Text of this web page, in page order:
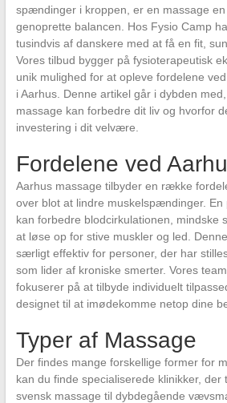
spændinger i kroppen, er en massage
genoprette balancen. Hos Fysio Camp
tusindvis af danskere med at få en fit,
Vores tilbud bygger på fysioterapeutisk
unik mulighed for at opleve fordelene
i Aarhus. Denne artikel går i dybden
massage kan forbedre dit liv og hvorfor
investering i dit velvære.
Fordelene ved
Aarhus massage tilbyder en række
over blot at lindre muskelspændinger. En
kan forbedre blodcirkulationen, mindske
at løse op for stive muskler og led.
særligt effektiv for personer, der har
som lider af kroniske smerter. Vores
fokuserer på at tilbyde individuelt
designet til at imødekomme netop dine
Typer af Massage
Der findes mange forskellige former for
kan du finde specialiserede klinikker, der
svensk massage til dybdegående